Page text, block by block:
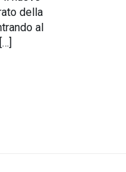
della
al